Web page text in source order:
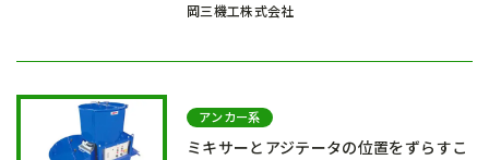
岡三機工株式会社
アンカー系
ミキサーとアジテータの位置をずらすこ